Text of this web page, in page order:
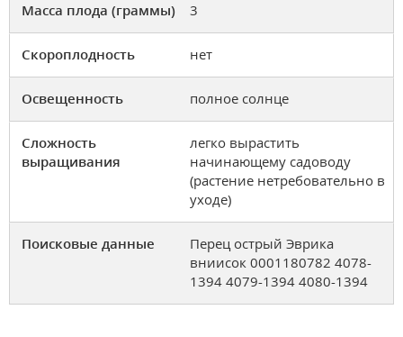
Масса плода (граммы) 3
Скороплодность нет
Освещенность полное солнце
Сложность
выращивания
легко вырастить
начинающему садоводу
(растение нетребовательно в
уходе)
Поисковые данные
Перец острый Эврика
вниисок 0001180782 4078-
1394 4079-1394 4080-1394